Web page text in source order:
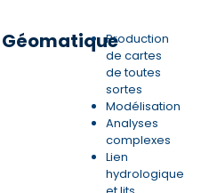
GéomatiqueProduction
de cartes
de toutes
sortes
Modélisation
Analyses
complexes
Lien
hydrologique